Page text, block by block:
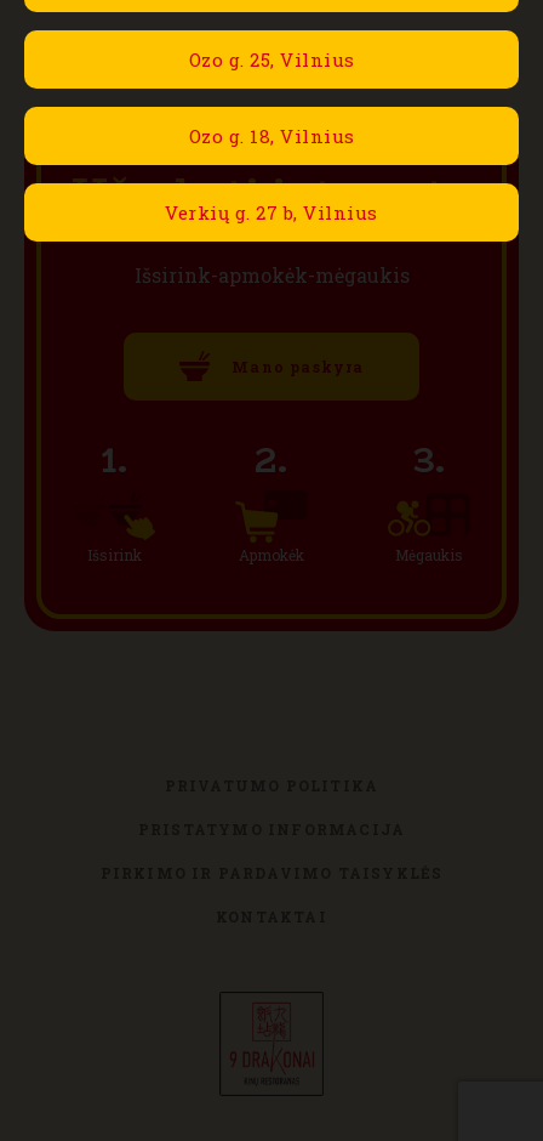
Ozo g. 25, Vilnius
Ozo g. 18, Vilnius
Verkių g. 27 b, Vilnius
Užsakyti internetu
Išsirink-apmokėk-mėgaukis
Mano paskyra
Išsirink Apmokėk Mėgaukis